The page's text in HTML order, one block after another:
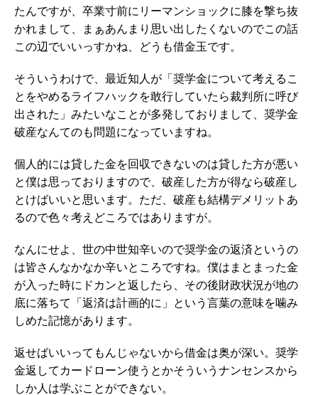
たんですが、卒業寸前にリーマンショックに膝を撃ち抜
かれまして、まぁあんまり思い出したくないのでこの話
この辺でいいっすかね、どうも借金玉です。
そういうわけで、最近知人が「奨学金について考えるこ
とをやめるライフハックを敢行していたら裁判所に呼び
出された」みたいなことが多発しておりまして、奨学金
破産なんてのも問題になっていますね。
個人的には貸した金を回収できないのは貸した方が悪い
と僕は思っておりますので、破産した方が得なら破産し
とけばいいと思います。ただ、破産も結構デメリットあ
るので色々考えどころではありますが。
なんにせよ、世の中世知辛いので奨学金の返済というの
は皆さんなかなか辛いところですね。僕はまとまった金
が入った時にドカンと返したら、その後財政状況が地の
底に落ちて「返済は計画的に」という言葉の意味を噛み
しめた記憶があります。
返せばいいってもんじゃないから借金は奥が深い。奨学
金返してカードローン使うとかそういうナンセンスから
しか人は学ぶことができない。